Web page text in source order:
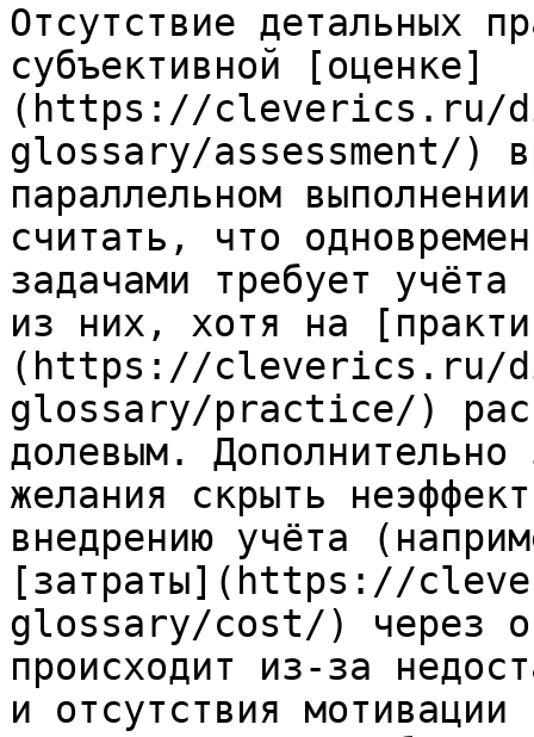
Отсутствие детальных
субъективной [оценке]
(https://cleverics.ru/
glossary/assessment/)
параллельном
считать, что
задачами требует
из них, хотя на
(https://cleverics.ru/
glossary/practice/)
долевым.
желания скрыть
внедрению учёта
[затраты](https://
glossary/cost/) через
происходит из-за
и отсутствия